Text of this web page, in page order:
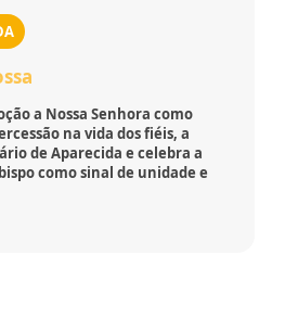
a Nossa Senhora como
na vida dos fiéis, a
de Aparecida e celebra a
como sinal de unidade e